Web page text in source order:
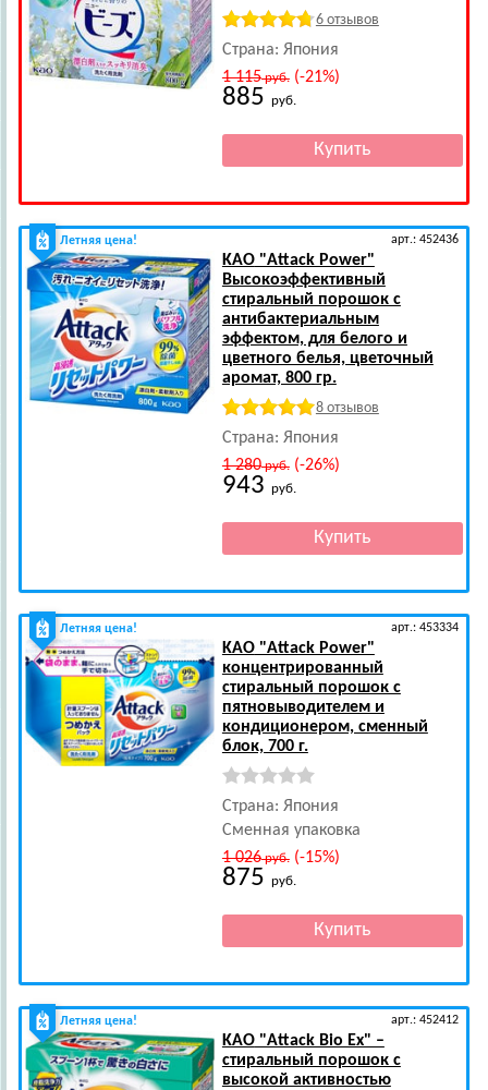
6 отзывов
Страна: Япония
1 115руб.(-21%)
885 руб.
Летняя цена! арт.: 452436
KAO"Attack Power"
Высокоэффективный
стиральный порошок с
антибактериальным
эффектом, для белого и
цветного белья, цветочный
аромат, 800 гр.
8 отзывов
Страна: Япония
1 280руб.(-26%)
943 руб.
Летняя цена! арт.: 453334
KAO"Attack Power"
концентрированный
стиральный порошок с
пятновыводителем и
кондиционером, сменный
блок, 700 г.
Страна: Япония
Сменная упаковка
1 026руб.(-15%)
875 руб.
Летняя цена! арт.: 452412
KAO"Attack Bio Ex" –
стиральный порошок с
высокой активностью